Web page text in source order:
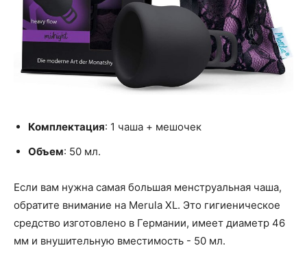
Комплектация: 1 чаша + мешочек
Объем: 50 мл.
Если вам нужна самая большая менструальная чаша,
обратите внимание на Merula XL. Это гигиеническое
средство изготовлено в Германии, имеет диаметр 46
мм и внушительную вместимость - 50 мл.